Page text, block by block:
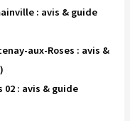
: avis & guide
aux-Roses : avis &
02 : avis & guide